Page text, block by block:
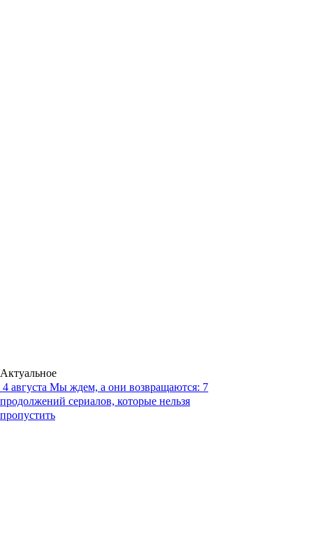
Актуальное
4 августа Мы ждем, а они возвращаются: 7
продолжений сериалов, которые нельзя
пропустить